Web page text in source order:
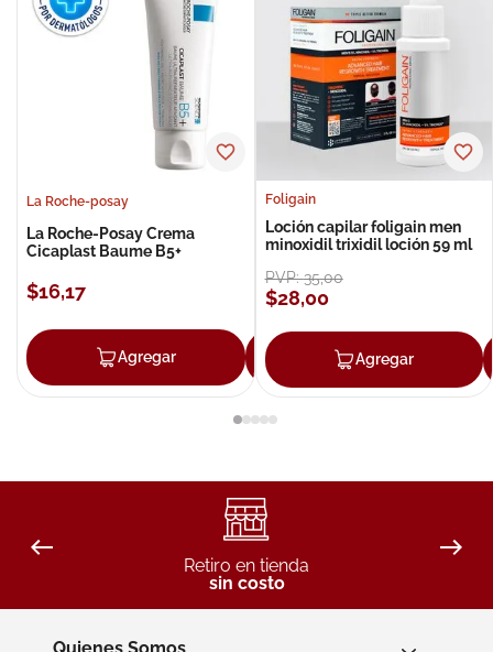
La Roche-posay
La Roche-Posay Crema
Cicaplast Baume B5+
$16,17
Agregar Agregar
Foligain
Loción capilar foligain men
minoxidil trixidil loción 59 ml
PVP:35,00
$28,00
Agregar
Retiro en tienda
sin costo